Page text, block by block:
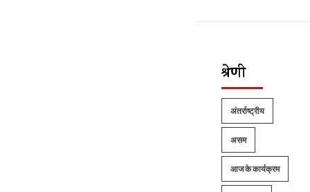
श्रेणी
अंतर्राष्ट्रीय
असम
आज के कार्यक्रम